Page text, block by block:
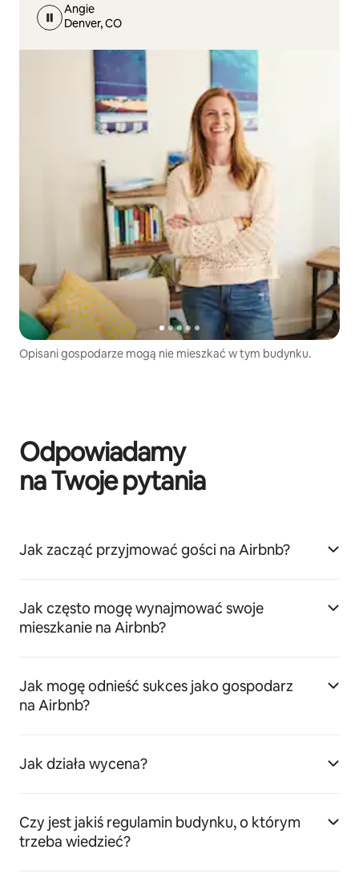
Angie
Denver, CO
Opisani gospodarze mogą nie mieszkać w tym budynku.
Odpowiadamy
na Twoje pytania
Jak zacząć przyjmować gości na Airbnb?
Jak często mogę wynajmować swoje
mieszkanie na Airbnb?
Jak mogę odnieść sukces jako gospodarz
na Airbnb?
Jak działa wycena?
Czy jest jakiś regulamin budynku, o którym
trzeba wiedzieć?